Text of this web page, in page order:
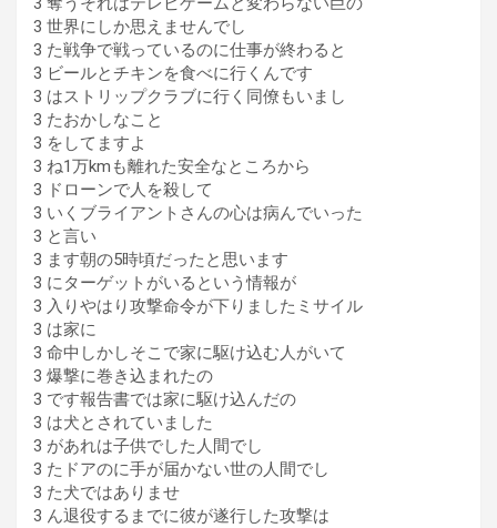
3 世界にしか思えませんでし
3 た戦争で戦っているのに仕事が終わると
3 ビールとチキンを食べに行くんです
3 はストリップクラブに行く同僚もいまし
3 たおかしなこと
3 をしてますよ
3 ね1万kmも離れた安全なところから
3 ドローンで人を殺して
3 いくブライアントさんの心は病んでいった
3 と言い
3 ます朝の5時頃だったと思います
3 にターゲットがいるという情報が
3 入りやはり攻撃命令が下りましたミサイル
3 は家に
3 命中しかしそこで家に駆け込む人がいて
3 爆撃に巻き込まれたの
3 です報告書では家に駆け込んだの
3 は犬とされていました
3 があれは子供でした人間でし
3 たドアのに手が届かない世の人間でし
3 た犬ではありませ
3 ん退役するまでに彼が遂行した攻撃は